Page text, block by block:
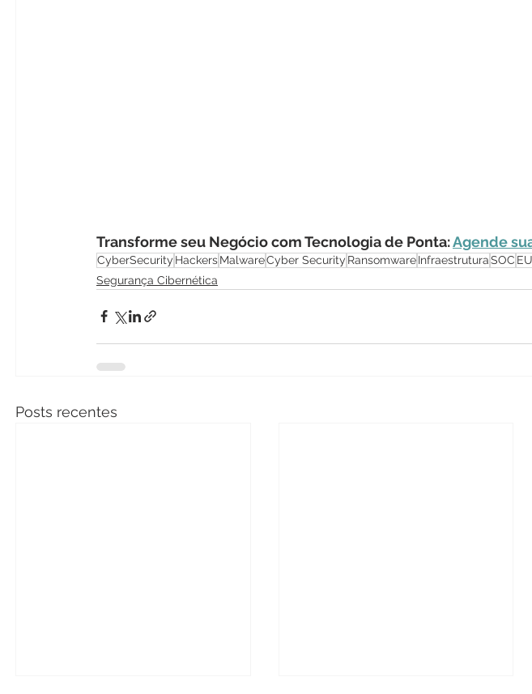
Transforme seu Negócio com Tecnologia de Ponta: Agende
CyberSecurity HackersMalwareCyber Security RansomwareInfraestruturaSOC
Segurança Cibernética
Posts recentes